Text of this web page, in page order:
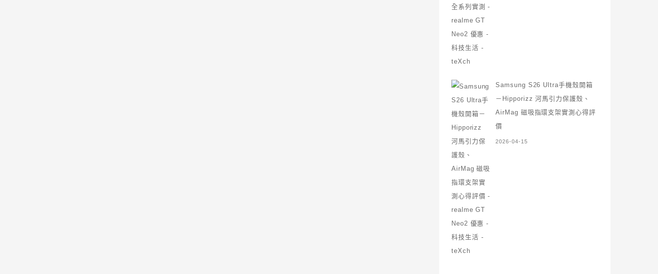
Samsung S26 Ultra手機殼開箱
－Hipporizz 河馬引力保護殼、
AirMag 磁吸指環支架實測心得評
價
2026-04-15